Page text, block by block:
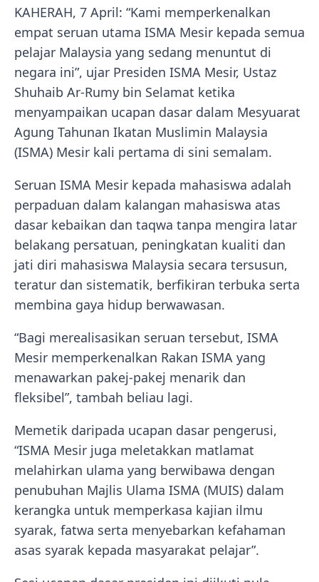
KAHERAH, 7 April: “Kami memperkenalkan
empat seruan utama ISMA Mesir kepada semua
pelajar Malaysia yang sedang menuntut di
negara ini”, ujar Presiden ISMA Mesir, Ustaz
Shuhaib Ar-Rumy bin Selamat ketika
menyampaikan ucapan dasar dalam Mesyuarat
Agung Tahunan Ikatan Muslimin Malaysia
(ISMA) Mesir kali pertama di sini semalam.
Seruan ISMA Mesir kepada mahasiswa adalah
perpaduan dalam kalangan mahasiswa atas
dasar kebaikan dan taqwa tanpa mengira latar
belakang persatuan, peningkatan kualiti dan
jati diri mahasiswa Malaysia secara tersusun,
teratur dan sistematik, berfikiran terbuka serta
membina gaya hidup berwawasan.
“Bagi merealisasikan seruan tersebut, ISMA
Mesir memperkenalkan Rakan ISMA yang
menawarkan pakej-pakej menarik dan
fleksibel”, tambah beliau lagi.
Memetik daripada ucapan dasar pengerusi,
“ISMA Mesir juga meletakkan matlamat
melahirkan ulama yang berwibawa dengan
penubuhan Majlis Ulama ISMA (MUIS) dalam
kerangka untuk memperkasa kajian ilmu
syarak, fatwa serta menyebarkan kefahaman
asas syarak kepada masyarakat pelajar”.